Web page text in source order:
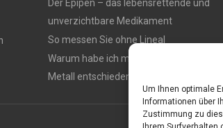
Um Ihnen optimale
Informationen über
Zustimmung zu
Der Epipen – das lebensrettende und
unverzichtbare Medikament
So messen Sie ohne Lineal
Warum habe ich mich für einen Zaun aus
Metall entschieden ?